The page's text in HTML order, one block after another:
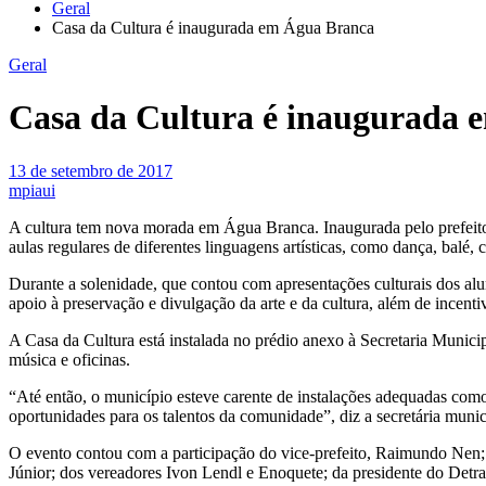
Geral
Casa da Cultura é inaugurada em Água Branca
Geral
Casa da Cultura é inaugurada
13 de setembro de 2017
mpiaui
A cultura tem nova morada em Água Branca. Inaugurada pelo
aulas regulares de diferentes linguagens artísticas, como dança, balé,
Durante a solenidade, que contou com apresentações culturais dos
apoio à preservação e divulgação da arte e da cultura, além de
A Casa da Cultura está instalada no prédio anexo à Secretaria
música e oficinas.
“Até então, o município esteve carente de instalações adequadas
oportunidades para os talentos da comunidade”, diz a secretária
O evento contou com a participação do vice-prefeito, Raimundo
Júnior; dos vereadores Ivon Lendl e Enoquete; da presidente do